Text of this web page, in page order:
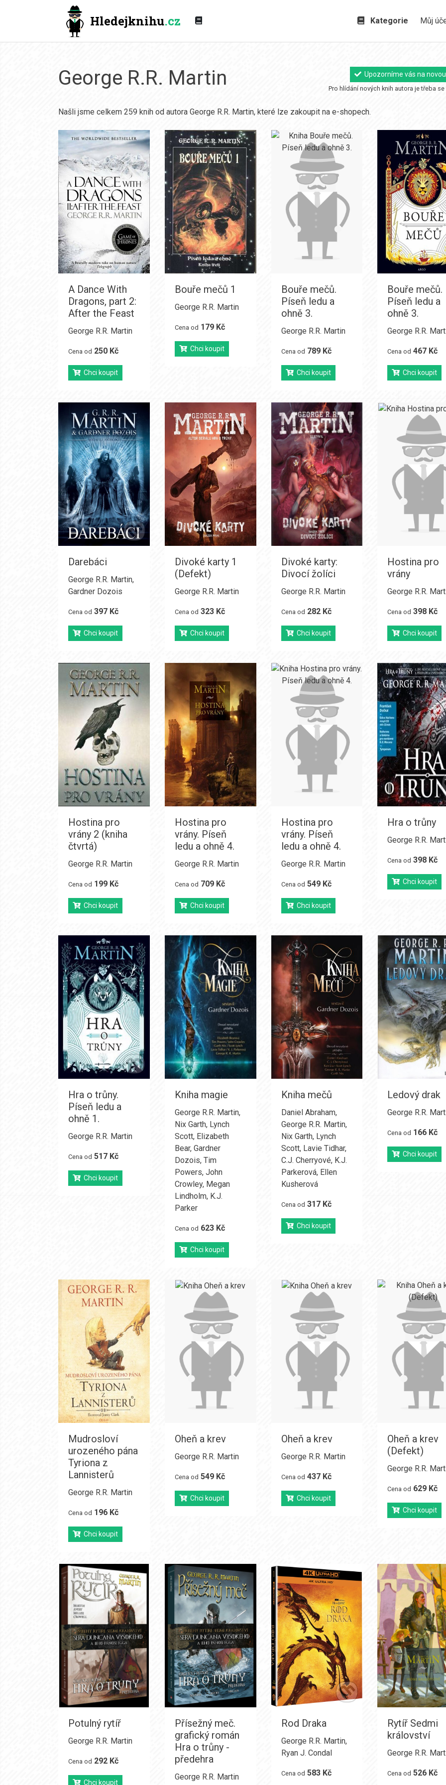
Hledejknihu.cz Kategorie Můj
George R.R. Martin Upozorníme vás na
Pro hlídání nových knih autora je třeba
Našli jsme celkem 259 knih od autora George R.R. Martin, které lze zakoupit na e-shopech.
A Dance With
Dragons, part 2:
After the Feast
George R.R. Martin
Cena od 250 Kč
Chci koupit
Bouře mečů 1
George R.R. Martin
Cena od 179 Kč
Chci koupit
Bouře mečů.
Píseň ledu a
ohně 3.
George R.R. Martin
Cena od 789 Kč
Chci koupit
Bouře mečů.
Píseň ledu a
ohně 3.
George R.R.
Cena od 467 Kč
Chci koupit
Darebáci
George R.R. Martin,
Gardner Dozois
Cena od 397 Kč
Chci koupit
Divoké karty 1
(Defekt)
George R.R. Martin
Cena od 323 Kč
Chci koupit
Divoké karty:
Divocí žolíci
George R.R. Martin
Cena od 282 Kč
Chci koupit
Hostina pro
vrány
George R.R.
Cena od 398 Kč
Chci koupit
Hostina pro
vrány 2 (kniha
čtvrtá)
George R.R. Martin
Cena od 199 Kč
Chci koupit
Hostina pro
vrány. Píseň
ledu a ohně 4.
George R.R. Martin
Cena od 709 Kč
Chci koupit
Hostina pro
vrány. Píseň
ledu a ohně 4.
George R.R. Martin
Cena od 549 Kč
Chci koupit
Hra o trůny
George R.R.
Cena od 398 Kč
Chci koupit
Hra o trůny.
Píseň ledu a
ohně 1.
George R.R. Martin
Cena od 517 Kč
Chci koupit
Kniha magie
George R.R. Martin,
Nix Garth, Lynch
Scott, Elizabeth
Bear, Gardner
Dozois, Tim
Powers, John
Crowley, Megan
Lindholm, K.J.
Parker
Cena od 623 Kč
Chci koupit
Kniha mečů
Daniel Abraham,
George R.R. Martin,
Nix Garth, Lynch
Scott, Lavie Tidhar,
C.J. Cherryové, K.J.
Parkerová, Ellen
Kusherová
Cena od 317 Kč
Chci koupit
Ledový drak
George R.R.
Cena od 166 Kč
Chci koupit
Mudrosloví
urozeného pána
Tyriona z
Lannisterů
George R.R. Martin
Cena od 196 Kč
Chci koupit
Oheň a krev
George R.R. Martin
Cena od 549 Kč
Chci koupit
Oheň a krev
George R.R. Martin
Cena od 437 Kč
Chci koupit
Oheň a krev
(Defekt)
George R.R.
Cena od 629 Kč
Chci koupit
Potulný rytíř
George R.R. Martin
Cena od 292 Kč
Chci koupit
Přísežný meč.
grafický román
Hra o trůny -
předehra
George R.R. Martin
Rod Draka
George R.R. Martin,
Ryan J. Condal
Cena od 583 Kč
Rytíř Sedmi
království
George R.R.
Cena od 526 Kč